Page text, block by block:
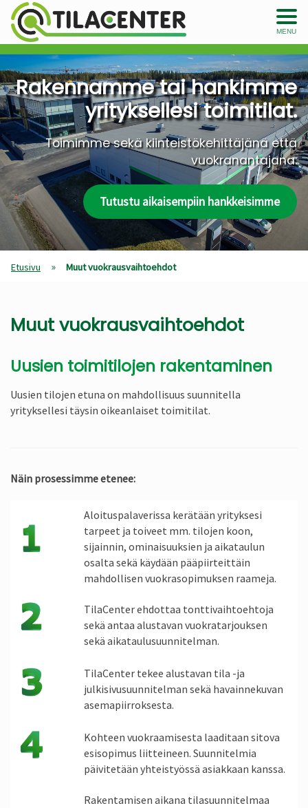
MENU
Rakennamme tai hankimme
yrityksellesi toimitilat.
Toimimme sekä kiinteistökehittäjänä että
vuokranantajana.
Tutustu aikaisempiin hankkeisimme
Etusivu » Muut vuokrausvaihtoehdot
Muut vuokrausvaihtoehdot
Uusien toimitilojen rakentaminen
Uusien tilojen etuna on mahdollisuus suunnitella
yrityksellesi täysin oikeanlaiset toimitilat.
Näin prosessimme etenee:
Aloituspalaverissa kerätään yrityksesi
tarpeet ja toiveet mm. tilojen koon,
sijainnin, ominaisuuksien ja aikataulun
osalta sekä käydään pääpiirteittäin
mahdollisen vuokrasopimuksen raameja.
TilaCenter ehdottaa tonttivaihtoehtoja
sekä antaa alustavan vuokratarjouksen
sekä aikataulusuunnitelman.
TilaCenter tekee alustavan tila -ja
julkisivusuunnitelman sekä havainnekuvan
asemapiirroksesta.
Kohteen vuokraamisesta laaditaan sitova
esisopimus liitteineen. Suunnitelmia
päivitetään yhteistyössä asiakkaan kanssa.
Rakentamisen aikana tilasuunnitelmaa